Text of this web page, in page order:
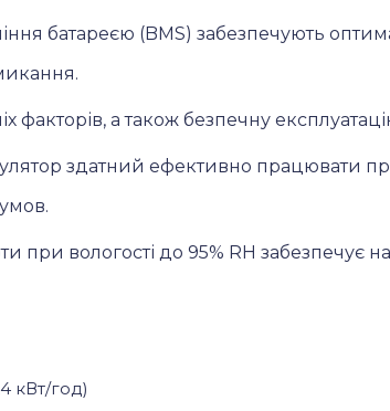
батареєю (BMS) забезпечують
факторів, а також безпечну
здатний ефективно працювати
при вологості до 95% RH забезпечує
кВт/год)